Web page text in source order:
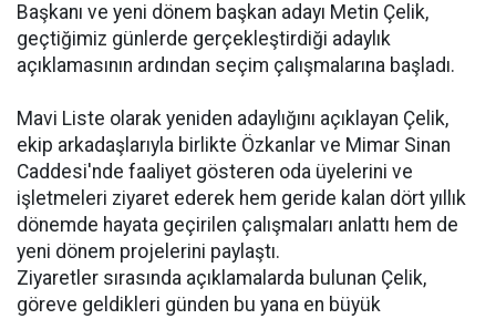
Başkanı ve yeni dönem başkan adayı Metin Çelik,
geçtiğimiz günlerde gerçekleştirdiği adaylık
açıklamasının ardından seçim çalışmalarına başladı.
Mavi Liste olarak yeniden adaylığını açıklayan Çelik,
ekip arkadaşlarıyla birlikte Özkanlar ve Mimar Sinan
Caddesi'nde faaliyet gösteren oda üyelerini ve
işletmeleri ziyaret ederek hem geride kalan dört yıllık
dönemde hayata geçirilen çalışmaları anlattı hem de
yeni dönem projelerini paylaştı.
Ziyaretler sırasında açıklamalarda bulunan Çelik,
göreve geldikleri günden bu yana en büyük